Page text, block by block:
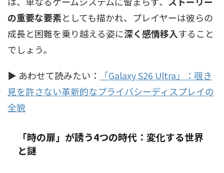
の重要な要素としても描かれ、プレイヤーは彼らの
成長と困難を乗り越える姿に深く感情移入すること
でしょう。
▶ あわせて読みたい：
「Galaxy S26 Ultra」：覗き
見を許さない革新的なプライバシーディスプレイの
全貌
「時の扉」が誘う4つの時代：変化する世界
と謎